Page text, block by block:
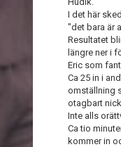
I det här
"det bara är
Resultatet
längre ner i
Eric som
Ca 25 in i
omställning
otagbart
Inte alls
Ca tio
kommer in